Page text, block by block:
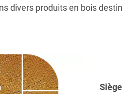
divers produits en bois